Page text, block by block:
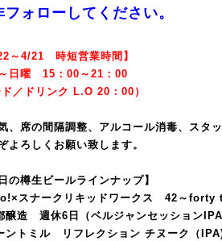
フォローしてください。
～4/21 時短営業時間】
日曜 15：00～21：00
／ドリンク L.O 20：00）
、席の間隔調整、アルコール消毒、スタ
よろしくお願い致します。
の樽生ビールラインナップ】
スナークリキッドワークス 42～forty
醸造 週休6日（ベルジャンセッション
ントミル リフレクション チヌーク（